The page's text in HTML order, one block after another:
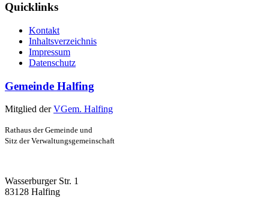
Quicklinks
Kontakt
Inhaltsverzeichnis
Impressum
Datenschutz
Gemeinde Halfing
Mitglied derVGem. Halfing
Rathaus der Gemeinde und
Sitz der Verwaltungsgemeinschaft
Wasserburger Str. 1
83128 Halfing